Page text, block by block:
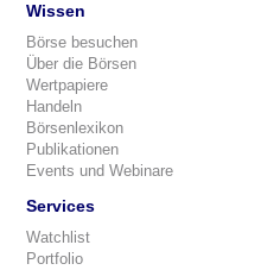
Wissen
Börse besuchen
Über die Börsen
Wertpapiere
Handeln
Börsenlexikon
Publikationen
Events und Webinare
Services
Watchlist
Portfolio